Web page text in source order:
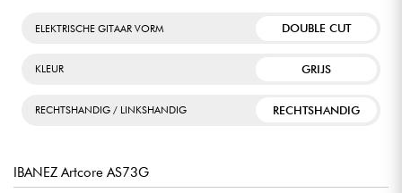
ELEKTRISCHE GITAAR VORM DOUBLE CUT
KLEUR GRIJS
RECHTSHANDIG / LINKSHANDIG RECHTSHANDIG
IBANEZ Artcore AS73G